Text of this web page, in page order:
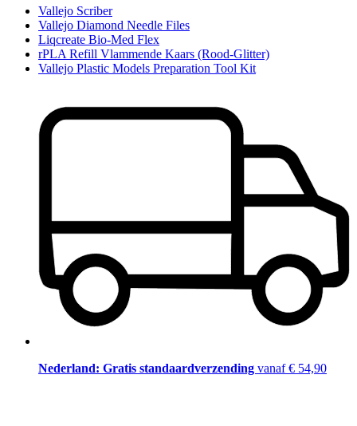
Vallejo Scriber
Vallejo Diamond Needle Files
Liqcreate Bio-Med Flex
rPLA Refill Vlammende Kaars (Rood-Glitter)
Vallejo Plastic Models Preparation Tool Kit
Nederland: Gratis standaardverzending vanaf € 54,90